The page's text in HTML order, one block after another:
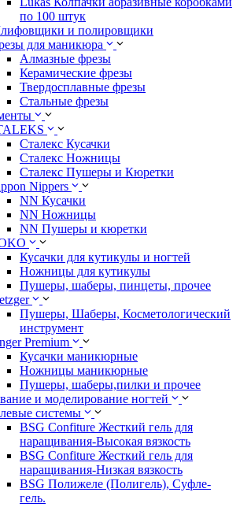
по 100 штук
и полировщики
для маникюра
Алмазные фрезы
Керамические фрезы
Твердосплавные фрезы
Стальные фрезы
Сталекс Кусачки
Сталекс Ножницы
Сталекс Пушеры и Кюретки
Nippers
NN Кусачки
NN Ножницы
NN Пушеры и кюретки
Кусачки для кутикулы и ногтей
Ножницы для кутикулы
Пушеры, шаберы, пинцеты, прочее
Пушеры, Шаберы, Косметологический
инструмент
Premium
Кусачки маникюрные
Ножницы маникюрные
Пушеры, шаберы,пилки и прочее
и моделирование ногтей
системы
BSG Confiture Жесткий гель для
наращивания-Высокая вязкость
BSG Confiture Жесткий гель для
наращивания-Низкая вязкость
BSG Полижеле (Полигель), Суфле-
гель.